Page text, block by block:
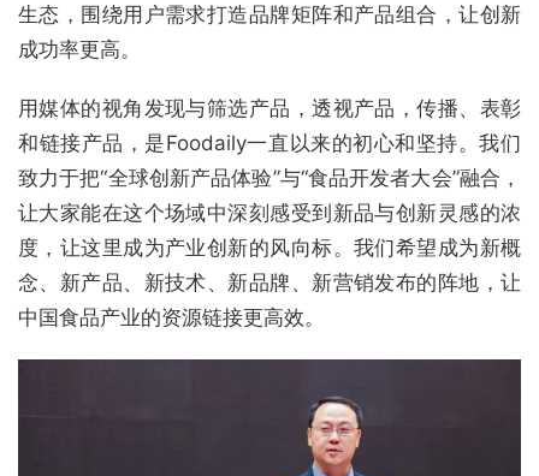
生态，围绕用户需求打造品牌矩阵和产品组合，让创新
成功率更高。
用媒体的视角发现与筛选产品，透视产品，传播、表彰
和链接产品，是Foodaily一直以来的初心和坚持。我们
致力于把“全球创新产品体验”与“食品开发者大会”融合，
让大家能在这个场域中深刻感受到新品与创新灵感的浓
度，让这里成为产业创新的风向标。我们希望成为新概
念、新产品、新技术、新品牌、新营销发布的阵地，让
中国食品产业的资源链接更高效。